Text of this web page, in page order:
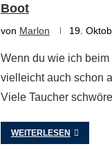
Boot
von Marlon 19.
Wenn du wie ich
vielleicht auch schon
Viele Taucher
WEITERLESEN